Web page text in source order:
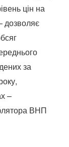
цін на
дозволяє
за
–
ВНП